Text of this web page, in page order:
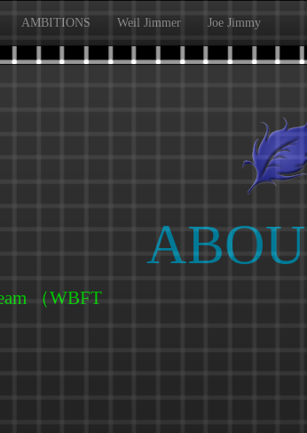
AMBITIONS Weil Jimmer Joe Jimmy
（WBFTeam